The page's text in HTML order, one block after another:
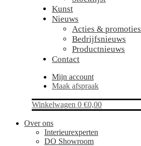
Kunst
Nieuws
Acties & promoties
Bedrijfsnieuws
Productnieuws
Contact
Mijn account
Maak afspraak
Winkelwagen 0 €0,00
Over ons
Interieurexperten
DO Showroom